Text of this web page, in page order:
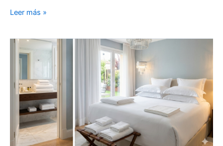
Leer más »
Cuántas
sábanas
Hotel
por
habitación